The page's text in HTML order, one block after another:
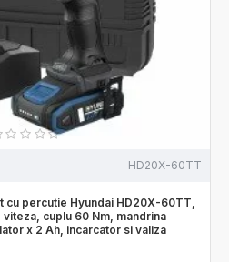
HD20X-60TT
cu percutie Hyundai HD20X-60TT,
cuplu 60 Nm, mandrina
x 2 Ah, incarcator si valiza